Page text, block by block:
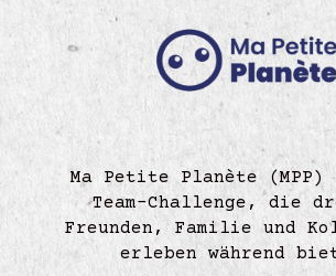
Ma Petite Planète
Team-Challenge, die
Freunden, Familie und
erleben während